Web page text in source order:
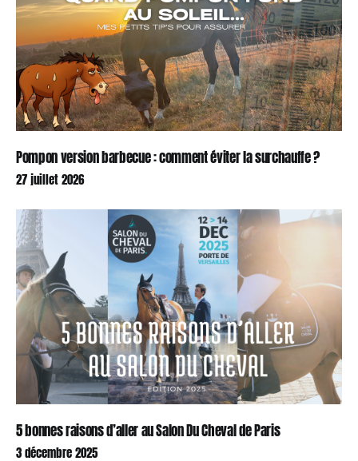
Pompon version barbecue : comment éviter la surchauffe ?
27 juillet 2026
5 bonnes raisons d’aller au Salon Du Cheval de Paris
3 décembre 2025